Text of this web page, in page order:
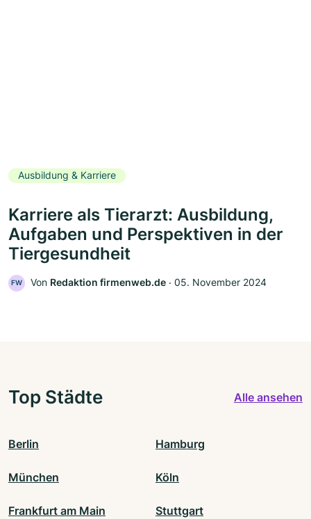
Ausbildung & Karriere
Karriere als Tierarzt: Ausbildung,
Aufgaben und Perspektiven in der
Tiergesundheit
FW Von Redaktion firmenweb.de ‧ 05. November 2024
Top Städte Alle ansehen
Berlin Hamburg
München Köln
Frankfurt am Main Stuttgart